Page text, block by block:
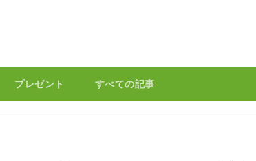
プレゼント すべての記事